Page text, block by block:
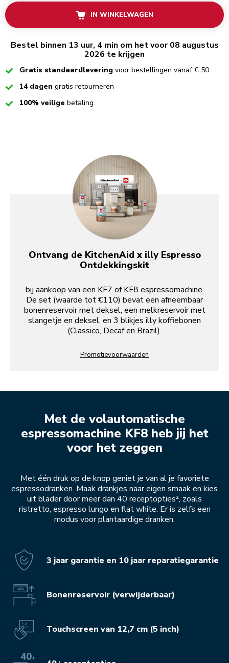
IN WINKELWAGEN
Bestel binnen 13 uur, 4 min om het voor 08 augustus
2026 te krijgen
CheckedGratis standaardlevering voor bestellingen vanaf € 50
Checked14 dagen gratis retourneren
Checked100% veilige betaling
Ontvang de KitchenAid x illy Espresso
Ontdekkingskit
bij aankoop van een KF7 of KF8 espressomachine.
De set (waarde tot €110) bevat een afneembaar
bonenreservoir met deksel, een melkreservoir met
slangetje en deksel, en 3 blikjes illy koffiebonen
(Classico, Decaf en Brazil).
Promotievoorwaarden
Met de volautomatische
espressomachine KF8 heb jij het
voor het zeggen
Met één druk op de knop geniet je van al je favoriete
espressodranken. Maak drankjes naar eigen smaak en kies
uit blader door meer dan 40 receptopties², zoals
ristretto, espresso lungo en flat white. Er is zelfs een
modus voor plantaardige dranken.
3 jaar garantie en 10 jaar reparatiegarantie
Bonenreservoir (verwijderbaar)
Touchscreen van 12,7 cm (5 inch)